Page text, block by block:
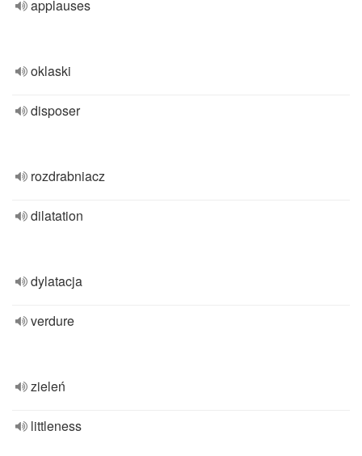
applauses
oklaski
disposer
rozdrabniacz
dilatation
dylatacja
verdure
zieleń
littleness